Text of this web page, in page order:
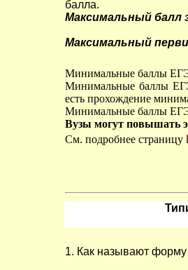
балла.
Максимальный балл
Максимальный
Минимальные баллы ЕГЭ
Минимальные баллы
есть прохождение
Минимальные баллы ЕГЭ
Вузы могут повышать
См. подробнее страницу
1. Как называют форму